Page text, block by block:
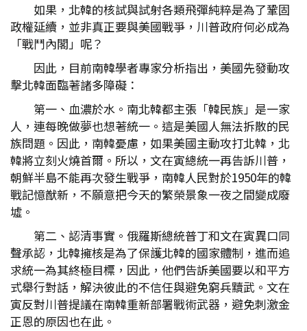
如果，北韓的核試與試射各類飛彈純粹是為了鞏固
政權延續，並非真正要與美國戰爭，川普政府何必成為
「戰鬥內閣」呢？
因此，目前南韓學者專家分析指出，美國先發動攻
擊北韓面臨著諸多障礙：
第一、血濃於水。南北韓都主張「韓民族」是一家
人，連每晚做夢也想著統一。這是美國人無法拆散的民
族問題。因此，南韓憂慮，如果美國主動攻打北韓，北
韓將立刻火燒首爾。所以，文在寅總統一再告訴川普，
朝鮮半島不能再次發生戰爭，南韓人民對於1950年的韓
戰記憶猷新，不願意把今天的繁榮景象一夜之間變成廢
墟。
第二、認清事實。俄羅斯總統普丁和文在寅異口同
聲承認，北韓擁核是為了保護北韓的國家體制，進而追
求統一為其終極目標，因此，他們告訴美國要以和平方
式舉行對話，解決彼此的不信任與避免窮兵黷武。文在
寅反對川普提議在南韓重新部署戰術武器，避免刺激金
正恩的原因也在此。